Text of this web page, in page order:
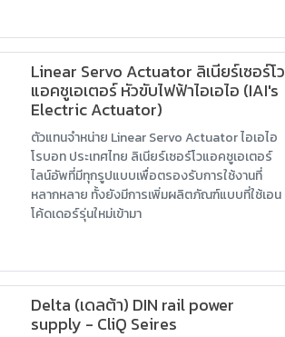
Linear Servo Actuator ลิเนียร์เซอร์โว
แอคชูเอเตอร์ หัวขับไฟฟ้าไอเอไอ (IAI's
Electric Actuator)
ตัวแทนจำหน่าย Linear Servo Actuator ไอเอไอ
โรบอท ประเทศไทย ลิเนียร์เซอร์โวแอคชูเอเตอร์
ไลน์อัพที่มีทุกรูปแบบเพื่อตรองรับการใช้งานที่
หลากหลาย ทั้งยังมีการเพิ่มผลิตภัณฑ์แบบที่ใช้เอน
โค้ดเดอร์รุ่นใหม่เข้ามา
Delta (เดลต้า) DIN rail power
supply - CliQ Seires